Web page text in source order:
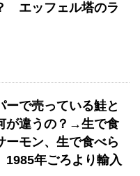
エッフェル塔のラ
ーで売っている鮭と
が違うの？→生で食
ーモン、生で食べら
1985年ごろより輸入